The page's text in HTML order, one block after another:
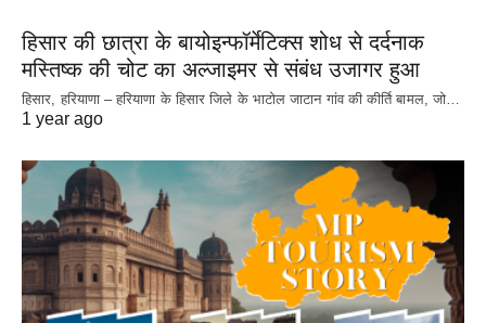
हिसार की छात्रा के बायोइन्फॉर्मेटिक्स शोध से दर्दनाक
मस्तिष्क की चोट का अल्जाइमर से संबंध उजागर हुआ
हिसार, हरियाणा – हरियाणा के हिसार जिले के भाटोल जाटान गांव की कीर्ति बामल, जो…
1 year ago